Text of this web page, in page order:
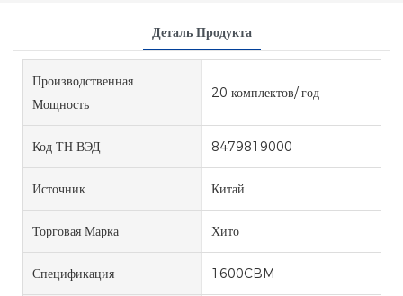
Деталь Продукта
Производственная
Мощность
20 комплектов/ год
Код ТН ВЭД 8479819000
Источник Китай
Торговая Марка Хито
Спецификация 1600CBM